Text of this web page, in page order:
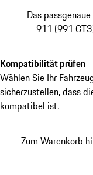
Das
911 (991
Inklusive
hochwertigem
Kompatibilität prüfen
Wählen Sie Ihr
sicherzustellen, dass
kompatibel ist.
Zum Warenkorb